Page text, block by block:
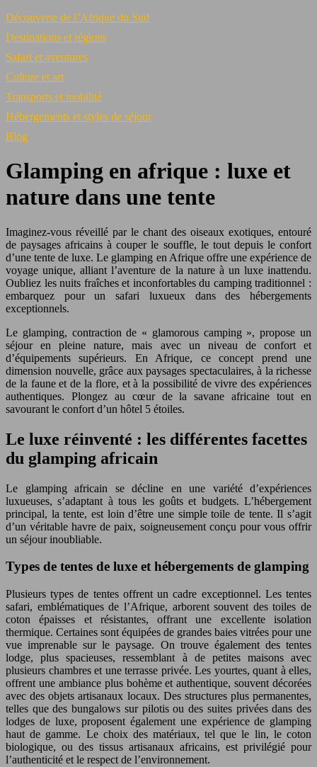
Découverte de l’Afrique du Sud
Destinations et régions
Safari et aventures
Culture et art
Transports et mobilité
Hébergements et styles de séjour
Blog
Glamping en afrique : luxe et
nature dans une tente
Imaginez-vous réveillé par le chant des oiseaux exotiques, entouré
de paysages africains à couper le souffle, le tout depuis le confort
d’une tente de luxe. Le glamping en Afrique offre une expérience de
voyage unique, alliant l’aventure de la nature à un luxe inattendu.
Oubliez les nuits fraîches et inconfortables du camping traditionnel :
embarquez pour un safari luxueux dans des hébergements
exceptionnels.
Le glamping, contraction de « glamorous camping », propose un
séjour en pleine nature, mais avec un niveau de confort et
d’équipements supérieurs. En Afrique, ce concept prend une
dimension nouvelle, grâce aux paysages spectaculaires, à la richesse
de la faune et de la flore, et à la possibilité de vivre des expériences
authentiques. Plongez au cœur de la savane africaine tout en
savourant le confort d’un hôtel 5 étoiles.
Le luxe réinventé : les différentes facettes
du glamping africain
Le glamping africain se décline en une variété d’expériences
luxueuses, s’adaptant à tous les goûts et budgets. L’hébergement
principal, la tente, est loin d’être une simple toile de tente. Il s’agit
d’un véritable havre de paix, soigneusement conçu pour vous offrir
un séjour inoubliable.
Types de tentes de luxe et hébergements de glamping
Plusieurs types de tentes offrent un cadre exceptionnel. Les tentes
safari, emblématiques de l’Afrique, arborent souvent des toiles de
coton épaisses et résistantes, offrant une excellente isolation
thermique. Certaines sont équipées de grandes baies vitrées pour une
vue imprenable sur le paysage. On trouve également des tentes
lodge, plus spacieuses, ressemblant à de petites maisons avec
plusieurs chambres et une terrasse privée. Les yourtes, quant à elles,
offrent une ambiance plus bohème et authentique, souvent décorées
avec des objets artisanaux locaux. Des structures plus permanentes,
telles que des bungalows sur pilotis ou des suites privées dans des
lodges de luxe, proposent également une expérience de glamping
haut de gamme. Le choix des matériaux, tel que le lin, le coton
biologique, ou des tissus artisanaux africains, est privilégié pour
l’authenticité et le respect de l’environnement.